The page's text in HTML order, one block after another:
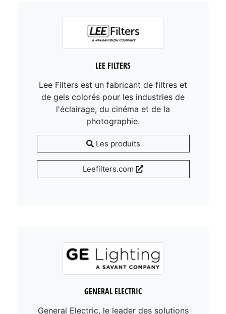
LEE FILTERS
Lee Filters est un fabricant de filtres et
de gels colorés pour les industries de
l'éclairage, du cinéma et de la
photographie.
Les produits
Leefilters.com
GENERAL ELECTRIC
General Electric, le leader des solutions